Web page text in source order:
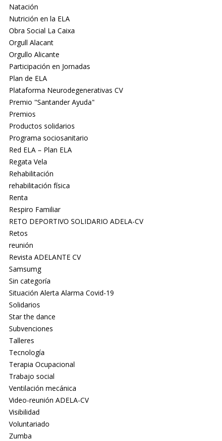
Natación
Nutrición en la ELA
Obra Social La Caixa
Orgull Alacant
Orgullo Alicante
Participación en Jornadas
Plan de ELA
Plataforma Neurodegenerativas CV
Premio "Santander Ayuda"
Premios
Productos solidarios
Programa sociosanitario
Red ELA – Plan ELA
Regata Vela
Rehabilitación
rehabilitación física
Renta
Respiro Familiar
RETO DEPORTIVO SOLIDARIO ADELA-CV
Retos
reunión
Revista ADELANTE CV
Samsumg
Sin categoría
Situación Alerta Alarma Covid-19
Solidarios
Star the dance
Subvenciones
Talleres
Tecnología
Terapia Ocupacional
Trabajo social
Ventilación mecánica
Video-reunión ADELA-CV
Visibilidad
Voluntariado
Zumba